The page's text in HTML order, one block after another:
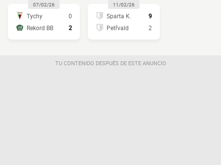
07/02/26
Tychy
0
Rekord BB
2
11/02/26
Sparta K.
9
Petřvald
2
TU CONTENIDO DESPUÉS DE ESTE ANUNCIO